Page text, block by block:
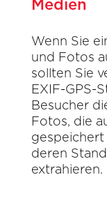
Medien
Wenn Sie
und Fotos
sollten Sie
EXIF-GPS-
Besucher
Fotos, die
deren
extrahieren.